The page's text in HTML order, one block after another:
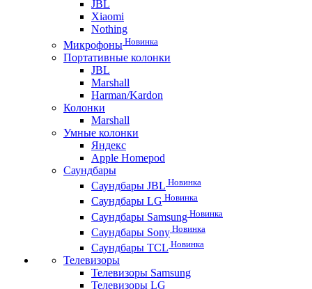
JBL
Xiaomi
Nothing
Микрофоны Новинка
Портативные колонки
JBL
Marshall
Harman/Kardon
Колонки
Marshall
Умные колонки
Яндекс
Apple Homepod
Саундбары
Саундбары JBL Новинка
Саундбары LG Новинка
Саундбары Samsung Новинка
Саундбары Sony Новинка
Саундбары TCL Новинка
Телевизоры
Телевизоры Samsung
Телевизоры LG